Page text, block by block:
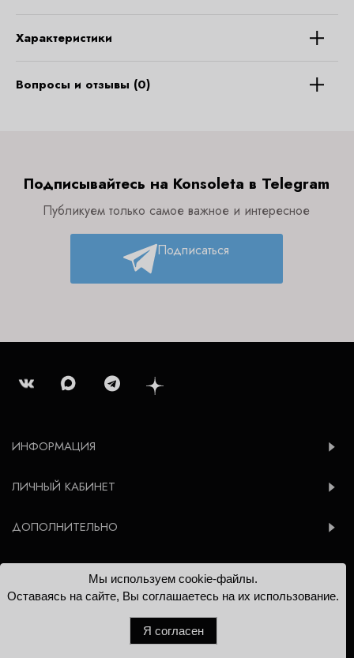
Характеристики
Вопросы и отзывы (0)
Подписывайтесь на Konsoleta в Telegram
Публикуем только самое важное и интересное
Подписаться
ИНФОРМАЦИЯ
ЛИЧНЫЙ КАБИНЕТ
ДОПОЛНИТЕЛЬНО
© 2012-2026 Konsoleta.ru
Мы используем cookie-файлы.
Оставаясь на сайте, Вы соглашаетесь на их использование.
Я согласен